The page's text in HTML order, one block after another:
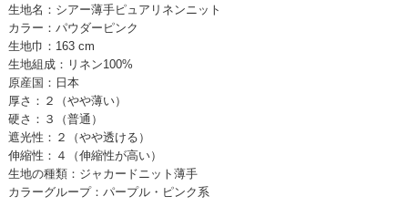
生地名：シアー薄手ピュアリネンニット
カラー：パウダーピンク
生地巾：163 cm
生地組成：リネン100%
原産国：日本
厚さ：２（やや薄い）
硬さ：３（普通）
遮光性：２（やや透ける）
伸縮性：４（伸縮性が高い）
生地の種類：ジャカードニット薄手
カラーグループ：パープル・ピンク系